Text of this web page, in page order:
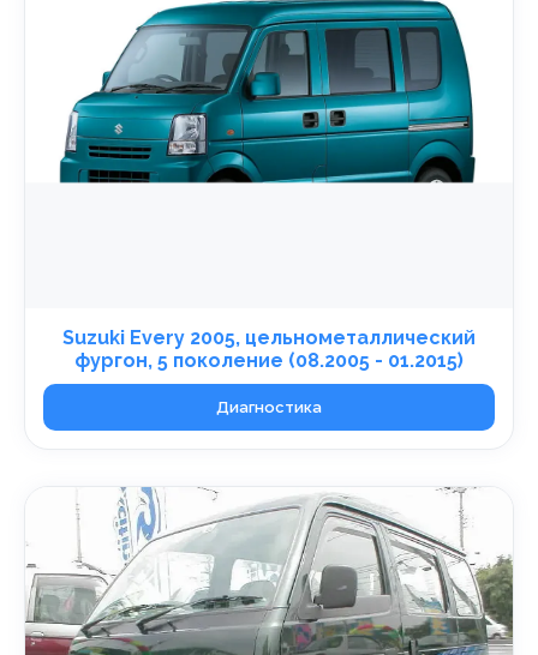
Suzuki Every 2005, цельнометаллический
фургон, 5 поколение (08.2005 - 01.2015)
Диагностика